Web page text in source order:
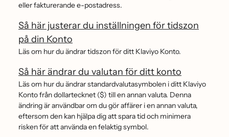
eller fakturerande e-postadress.
Så här justerar du inställningen för tidszon
på din Konto
Läs om hur du ändrar tidszon för ditt Klaviyo Konto.
Så här ändrar du valutan för ditt konto
Läs om hur du ändrar standardvalutasymbolen i ditt Klaviyo
Konto från dollartecknet ($) till en annan valuta. Denna
ändring är användbar om du gör affärer i en annan valuta,
eftersom den kan hjälpa dig att spara tid och minimera
risken för att använda en felaktig symbol.